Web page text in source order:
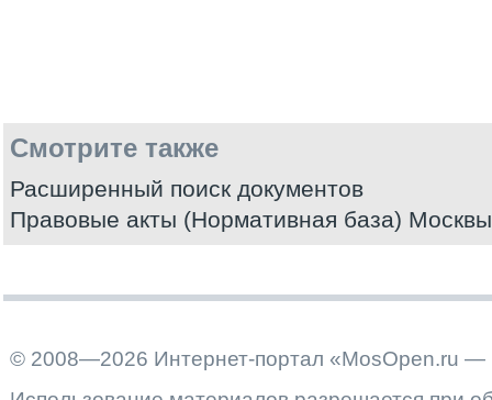
Смотрите также
Расширенный поиск документов
Правовые акты (Нормативная база) Москвы
© 2008—2026 Интернет-портал «MosOpen.ru —